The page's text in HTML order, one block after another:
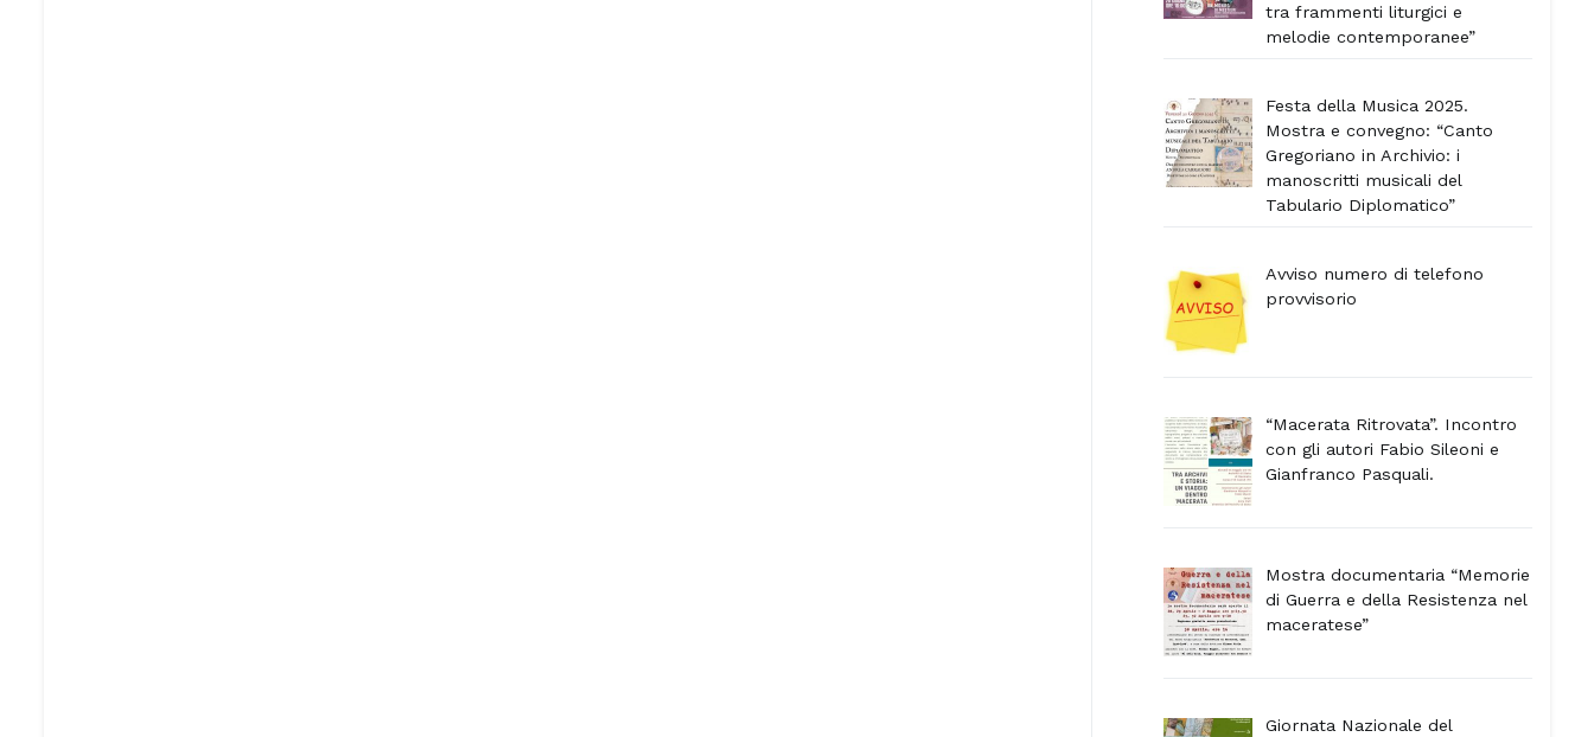
tra frammenti liturgici e
melodie contemporanee”
Festa della Musica 2025.
Mostra e convegno: “Canto
Gregoriano in Archivio: i
manoscritti musicali del
Tabulario Diplomatico”
Avviso numero di telefono
provvisorio
“Macerata Ritrovata”. Incontro
con gli autori Fabio Sileoni e
Gianfranco Pasquali.
Mostra documentaria “Memorie
di Guerra e della Resistenza nel
maceratese”
Giornata Nazionale del